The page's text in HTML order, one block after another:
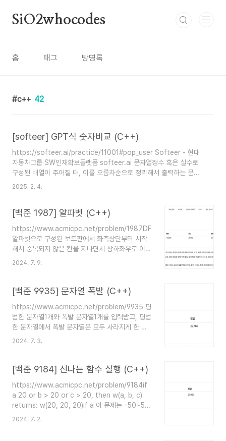
SiO2whocodes
홈 태그 방명록
c++ 42
[softeer] GPT식 숫자비교 (C++)
https://softeer.ai/practice/11001#pop_user Softeer - 현대
자동차그룹 SW인재확보플랫폼 softeer.ai 문자열정수 혹은 실수로
구성된 배열이 주어질 때, 이를 오름차순으로 정리해서 출력하는 문제
인데정렬 기준이 소숫점 뒤 숫자를 정수로 생각하고 비교해야한다는 것
더라도 있는 쪽이 더 큰 값 (ex. 3 접근방법처음에는 int로 받아서 소
도해 봤는데, 컴파일이 안되거나 실행이 안됐고string split 사용해서
string을 커스텀해서 (소수점 기준으로 sp..
2025. 2. 4.
[백준 1987] 알파벳 (C++)
https://www.acmicpc.net/problem/1987DFS
알파벳으로 구성된 보드판에서 좌측상단부터 시작
해서 중복되지 않은 칸을 지나면서 상하좌우로 이동
할 수 있다.이때 최대 몇칸까지 지날 수 있는지 구하
기억하려고 벡터에 지나온 문자들을 담아두고 찾는
boolean 배열에 방문 여부 체크하면서 가는걸로
고쳤다. 아 그리고 visit 배열 처음에 0으로 초기화
안해줬더니 랜덤값 들어가던데 (아니 그냥 Int 배열
은 다 0 들어가더만) 근데 왜 DFS함수 시작할 때
2024. 7. 9.
[백준 9935] 문자열 폭발 (C++)
https://www.acmicpc.net/problem/9935 평
범한 문자열1개와 폭발 문자열1개를 입력받고, 평범
한 문자열에서 폭발 문자열은 모두 사라지게 한 결
과를 출력하는 문제폭발문자열이 사라짐으로 인해
range와 replacesubrange를 사용해보았는데 대
ㅋ,,Stack문제는 Stack으로..접근방법을 한마디
로 요약하면 "Stack에 문자를 하나 넣을 때 마다
폭발물을 검사하자"입니다.평범한 문자열을 모두 순
회하면서 한글자씩 Stack에 넣을 건데요, 이때 한
2024. 7. 3.
[백준 9184] 신나는 함수 실행 (C++)
https://www.acmicpc.net/problem/9184if
a 20 or b > 20 or c > 20, then w(a, b, c)
returns: w(20, 20, 20)if a 이 문제는 -50~50
범위의 정수인 a,b,c가 주어지면 w(a,b,c)를 구해
2024. 7. 2.